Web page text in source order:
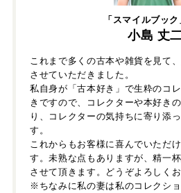
「スマイルブッ
小島 丈
これまで多くの古本や雑貨を見て
させていただきました。
私自身が「古本好き」で生粋のコ
きですので、コレクターや本好き
り、コレクターの気持ちに寄り添
す。
これからもお客様に喜んでいただ
す。未熟な点もありますが、精一
させて頂きます。どうぞよろしく
※ちなみに私の妻は私のコレクシ